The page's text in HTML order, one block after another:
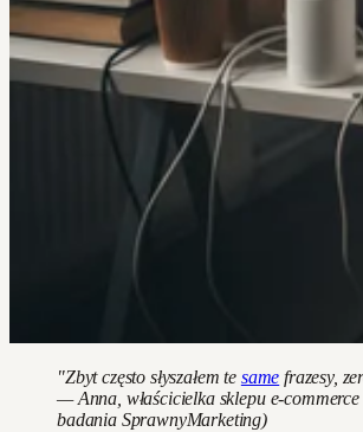
"Zbyt często słyszałem te same frazesy,
— Anna, właścicielka sklepu e-
badania SprawnyMarketing)